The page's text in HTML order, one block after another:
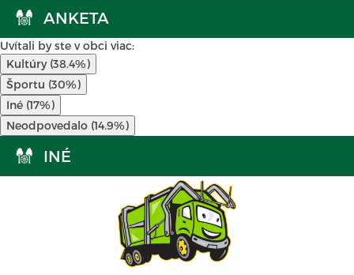
ANKETA
Uvítali by ste v obci viac:
Kultúry (38.4%)
Športu (30%)
Iné (17%)
Neodpovedalo (14.9%)
INÉ